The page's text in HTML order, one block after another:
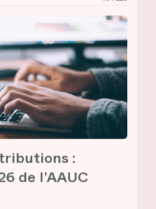
:
de l’AAUC